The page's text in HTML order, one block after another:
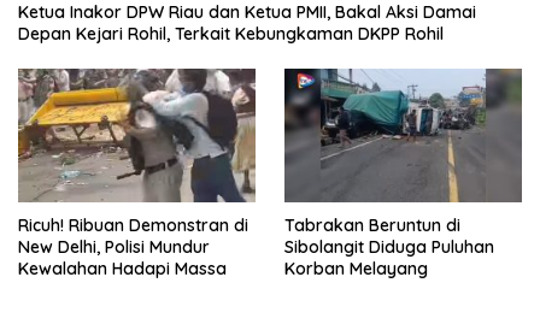
Ketua Inakor DPW Riau dan Ketua PMII, Bakal Aksi Damai
Depan Kejari Rohil, Terkait Kebungkaman DKPP Rohil
Ricuh! Ribuan Demonstran di
New Delhi, Polisi Mundur
Kewalahan Hadapi Massa
Tabrakan Beruntun di
Sibolangit Diduga Puluhan
Korban Melayang